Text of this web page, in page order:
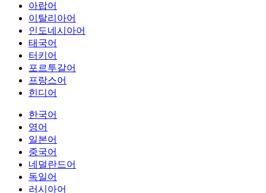
아랍어
이탈리아어
인도네시아어
태국어
터키어
포르투갈어
프랑스어
힌디어
한국어
영어
일본어
중국어
네덜란드어
독일어
러시아어